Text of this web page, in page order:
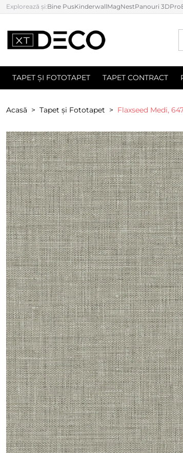
Explorează și:Bine PusKinderwallMagNestPanouri 3D
TAPET ȘI FOTOTAPET TAPET CONTRACT
Acasă Tapet și Fototapet Flaxseed Medi,